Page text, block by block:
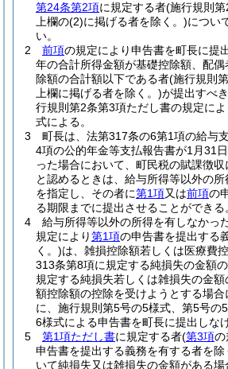
第24条第2項に規定する者(施行規則
上欄の(2)に掲げる者を除く。)につい
い。
2
前項の規定により申告書を町長に提
年の合計所得金額が基礎控除額、配
除額の合計額以下である者(施行規則
上欄に掲げる者を除く。)が提出すべ
行規則第2条第3項ただし書の規定に
式による。
3
町長は、法第317条の6第1項の給与
4項の公的年金等支払報告書が1月31
った場合において、町民税の賦課徴
と認めるときは、給与所得等以外の
を指定し、その者に第1項又は前項の
る期限までに提出させることができる
4
給与所得等以外の所得を有しなかっ
規定により第1項の申告書を提出する
く。)は、雑損控除額若しくは医療費
313条第8項に規定する純損失の金額
規定する純損失若しくは雑損失の金
額控除額の控除を受けようとする場
に、施行規則第5号の5様式、第5号の
6様式による申告書を町長に提出しな
5
第1項ただし書に規定する者(第3項の
申告書を提出する義務を有する者を除
いて純損失又は雑損失の金額がある場